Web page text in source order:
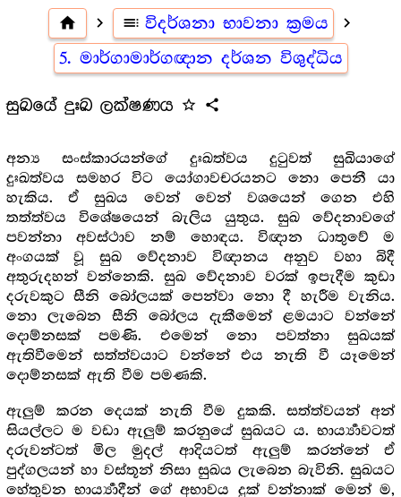
home navigate_next toc විදර්ශනා භාවනා ක්‍රමය navigate_next
5. මාර්ගාමාර්ගඥාන දර්ශන විශුද්ධිය
සුඛයේ දුඃඛ ලක්ෂණය star_outline share
අන්‍ය සංස්කාරයන්ගේ දුඃඛත්වය දුටුවත් සුඛියාගේ
දුඃඛත්වය සමහර විට යෝගාවචරයනට නො පෙනී යා
හැකිය. ඒ සුඛය වෙන් වෙන් වශයෙන් ගෙන එහි
තත්ත්වය විශේෂයෙන් බැලිය යුතුය. සුඛ වේදනාවගේ
පවන්නා අවස්ථාව නම් හොඳය. විඥාන ධාතුවේ ම
අංගයක් වූ සුඛ වේදනාව විඥානය අනුව වහා බිදී
අතුරුදහන් වන්නෙකි. සුඛ වේදනාව වරක් ඉපැදීම කුඩා
දරුවකුට සීනි බෝලයක් පෙන්වා නො දී හැරීම වැනිය.
නො ලැබෙන සීනි බෝලය දැකීමෙන් ළමයාට වන්නේ
දොම්නසක් පමණි. එමෙන් නො පවත්නා සුඛයක්
ඇතිවීමෙන් සත්ත්වයාට වන්නේ එය නැති වී යෑමෙන්
දොම්නසක් ඇති වීම පමණකි.
ඇලුම් කරන දෙයක් නැති වීම දුකකි. සත්ත්වයන් අන්
සියල්ලට ම වඩා ඇලුම් කරනුයේ සුඛයට ය. භාර්‍ය්‍යාවටත්
දරුවන්ටත් මිල මුදල් ආදියටත් ඇලුම් කරන්නේ ඒ
පුද්ගලයන් හා වස්තූන් නිසා සුඛය ලැබෙන බැවිනි. සුඛයට
හේතුවන භාර්‍ය්‍යාදීන් ගේ අභාවය දුක් වන්නාක් මෙන් ම,